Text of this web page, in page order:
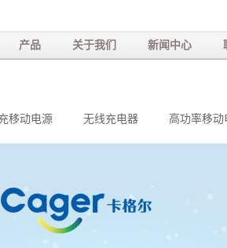
产品 关于我们 新闻中心
移动电源 无线充电器 高功率移动